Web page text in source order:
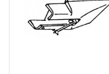
SERVICE
DIENSTEN